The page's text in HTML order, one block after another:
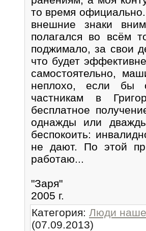
то время
внешние знаки
полагался во всём
поджимало, за свои
что будет
самостоятельно,
неплохо, если бы
частникам в
бесплатное
однажды или
беспокоить:
не дают. По этой
работаю...
"Заря"
2005 г.
Категория: Люди
(07.09.2013)